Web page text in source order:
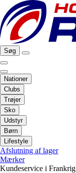
Søg
Nationer
Clubs
Trøjer
Sko
Udstyr
Børn
Lifestyle
Afslutning af lager
Mærker
Kundeservice i Frankrig